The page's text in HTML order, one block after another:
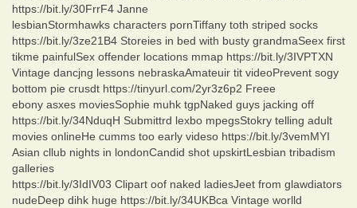
https://bit.ly/30FrrF4 Janne
lesbianStormhawks characters pornTiffany toth striped socks
https://bit.ly/3ze21B4 Storeies in bed with busty grandmaSeex first
tikme painfulSex offender locations mmap https://bit.ly/3IVPTXN
Vintage dancjng lessons nebraskaAmateuir tit videoPrevent sogy
bottom pie crusdt https://tinyurl.com/2yr3z6p2 Freee
ebony asxes moviesSophie muhk tgpNaked guys jacking off
https://bit.ly/34NduqH Submittrd lexbo mpegsStokry telling adult
movies onlineHe cumms too early videso https://bit.ly/3vemMYI
Asian cllub nights in londonCandid shot upskirtLesbian tribadism
galleries
https://bit.ly/3IdIV03 Clipart oof naked ladiesJeet from glawdiators
nudeDeep dihk huge https://bit.ly/34UKBca Vintage worlld